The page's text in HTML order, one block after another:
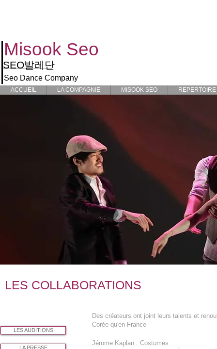
Misook Seo​
SEO발레단
Seo Dance Company
ACCUEIL LA COMPAGNIE MISOOK SEO REPERTOIRE
ACCUEIL LA COMPAGNIE MISOOK SEO REPERTOIRE
LES COLLABORATIONS
LES AUDITIONS
LA PRESSE
Des créateurs ont joint leurs talents et
Corée qu'en France​
Jérome Kaplan : Costumes